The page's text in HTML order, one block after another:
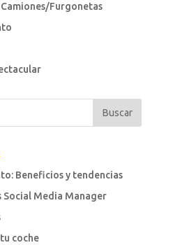
Furgonetas
Beneficios y tendencias
Social Media Manager
coche